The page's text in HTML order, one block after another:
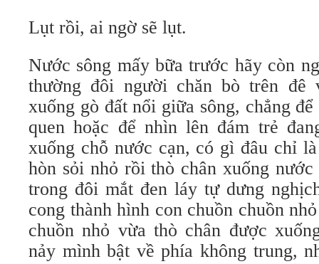
Lụt rồi, ai ngờ sẽ lụt.
Nước sông mấy bữa trước hãy còn
thường đôi người chăn bò trên đê
xuống gò đất nổi giữa sông, chẳng
quen hoặc để nhìn lên đám trẻ
xuống chỗ nước cạn, có gì đâu chỉ
hòn sỏi nhỏ rồi thò chân xuống nước
trong đôi mắt đen láy tự dưng
cong thành hình con chuồn chuồn
chuồn nhỏ vừa thò chân được
nảy mình bật về phía không trung,